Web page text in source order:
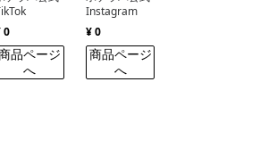
0
品ページ
へ
Instagram
¥ 0
商品ページ
へ